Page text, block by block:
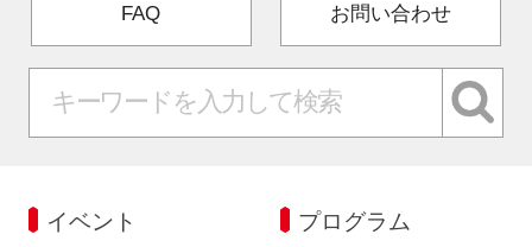
FAQ お問い合わせ
イベント プログラム